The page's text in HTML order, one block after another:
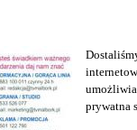
prywatna